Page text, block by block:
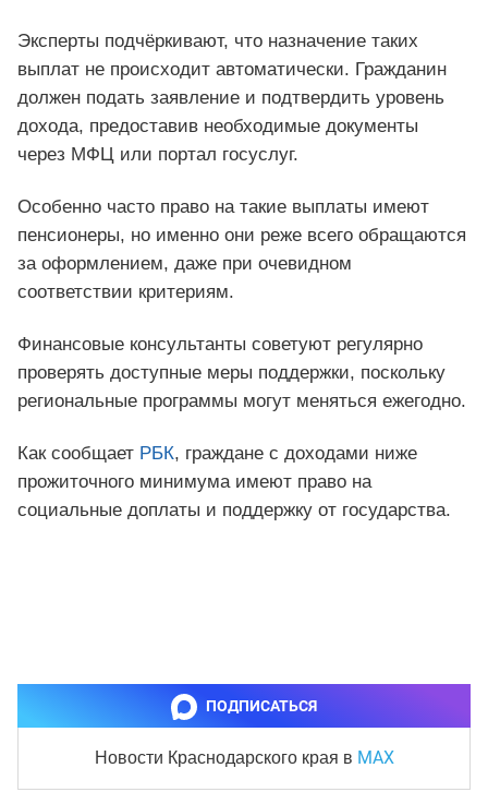
Эксперты подчёркивают, что назначение таких
выплат не происходит автоматически. Гражданин
должен подать заявление и подтвердить уровень
дохода, предоставив необходимые документы
через МФЦ или портал госуслуг.
Особенно часто право на такие выплаты имеют
пенсионеры, но именно они реже всего обращаются
за оформлением, даже при очевидном
соответствии критериям.
Финансовые консультанты советуют регулярно
проверять доступные меры поддержки, поскольку
региональные программы могут меняться ежегодно.
Как сообщает РБК, граждане с доходами ниже
прожиточного минимума имеют право на
социальные доплаты и поддержку от государства.
ПОДПИСАТЬСЯ
Новости Краснодарского края в MAX